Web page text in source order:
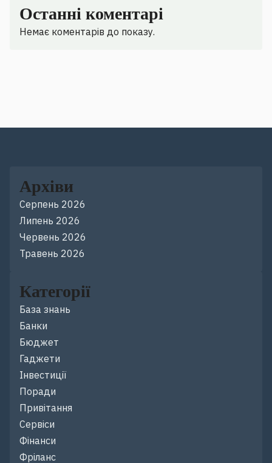
Останні коментарі
Немає коментарів до показу.
Архіви
Серпень 2026
Липень 2026
Червень 2026
Травень 2026
Категорії
База знань
Банки
Бюджет
Гаджети
Інвестиції
Поради
Привітання
Сервіси
Фінанси
Фріланс